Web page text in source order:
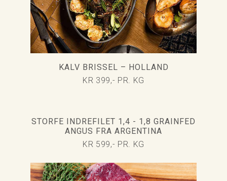
KALV BRISSEL – HOLLAND
KR 399,- PR. KG
STORFE INDREFILET 1,4 - 1,8 GRAINFED
ANGUS FRA ARGENTINA
KR 599,- PR. KG